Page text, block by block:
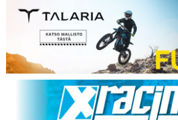
pääsisältöön